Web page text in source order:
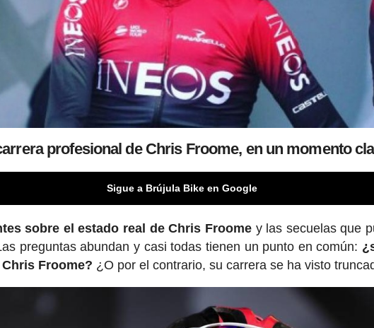
profesional de Chris Froome, en un momento
Sigue a Brújula Bike en Google
sobre el estado real de Chris Froomey las secuelas que
preguntas abundan y casi todas tienen un punto en común:
Froome? ¿O por el contrario, su carrera se ha visto